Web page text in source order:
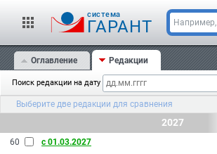
cистема
ГАРАНТ Например,
Оглавление Редакции
Поиск редакции на дату
Выберите две редакции для сравнения
2027
60
с 01.03.2027